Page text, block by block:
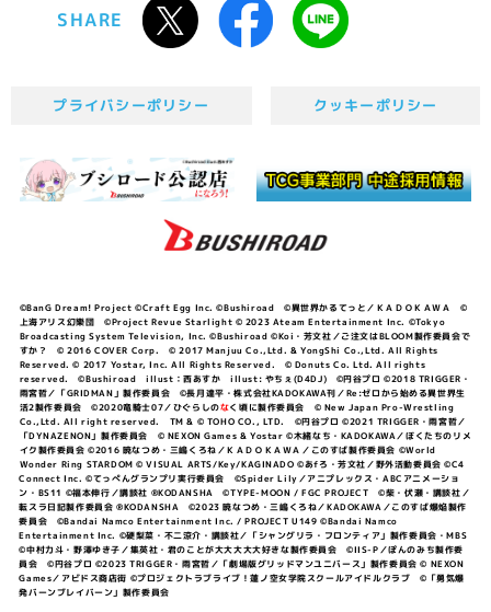
SHARE
プライバシーポリシー クッキーポリシー
©BanG Dream! Project ©Craft Egg Inc. ©Bushiroad ©異世界かるてっと／ＫＡＤＯＫＡＷＡ ©
上海アリス幻樂団 ©Project Revue Starlight © 2023 Ateam Entertainment Inc. ©Tokyo
Broadcasting System Television, Inc. ©Bushiroad ©Koi・芳文社／ご注文はBLOOM製作委員会で
すか？ © 2016 COVER Corp. © 2017 Manjuu Co.,Ltd. & YongShi Co.,Ltd. All Rights
Reserved. © 2017 Yostar, Inc. All Rights Reserved. © Donuts Co. Ltd. All rights
reserved. ©Bushiroad illust：西あすか illust: やちぇ(D4DJ) ©円谷プロ ©2018 TRIGGER・
雨宮哲／「GRIDMAN」製作委員会 ©長月達平・株式会社KADOKAWA刊／Re:ゼロから始める異世界生
活2製作委員会 ©2020竜騎士07／ひぐらしのなく頃に製作委員会 © New Japan Pro-Wrestling
Co.,Ltd. All right reserved. TM & © TOHO CO., LTD. ©円谷プロ ©2021 TRIGGER・雨宮哲／
「DYNAZENON」製作委員会 © NEXON Games & Yostar ©木緒なち・KADOKAWA／ぼくたちのリメ
イク製作委員会 ©2016 暁なつめ・三嶋くろね／ＫＡＤＯＫＡＷＡ／このすば製作委員会 ©World
Wonder Ring STARDOM © VISUAL ARTS/Key/KAGINADO ©あfろ・芳文社／野外活動委員会 ©C4
Connect Inc. ©てっぺんグランプリ実行委員会 ©Spider Lily／アニプレックス・ABCアニメーショ
ン・BS11 ©福本伸行／講談社 ®KODANSHA ©TYPE-MOON / FGC PROJECT ©柴・伏瀬・講談社／
転スラ日記製作委員会 ®KODANSHA ©2023 暁なつめ・三嶋くろね／KADOKAWA／このすば爆焔製作
委員会 ©Bandai Namco Entertainment Inc. / PROJECT U149 ©Bandai Namco
Entertainment Inc. ©硬梨菜・不二涼介・講談社／「シャングリラ・フロンティア」製作委員会・MBS
©中村力斗・野澤ゆき子／集英社・君のことが大大大大大好きな製作委員会 ©IIS-P／ぽんのみち製作委
員会 ©円谷プロ ©2023 TRIGGER・雨宮哲／「劇場版グリッドマンユニバース」製作委員会 © NEXON
Games／アビドス商店街 ©プロジェクトラブライブ！蓮ノ空女学院スクールアイドルクラブ ©「勇気爆
発バーンブレイバーン」製作委員会